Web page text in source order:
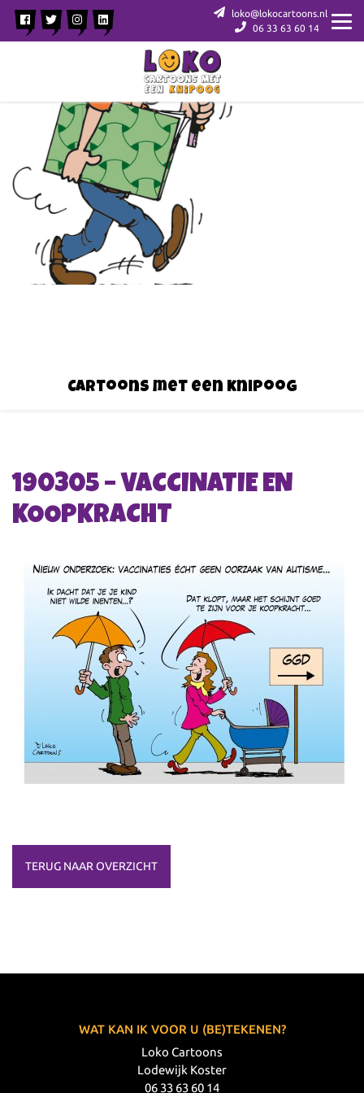
loko@lokocartoons.nl
06 33 63 60 14
Cartoons met een knipoog
190305 – VACCINATIE EN
KOOPKRACHT
TERUG NAAR OVERZICHT
WAT KAN IK VOOR U (BE)TEKENEN?
Loko Cartoons
Lodewijk Koster
06 33 63 60 14